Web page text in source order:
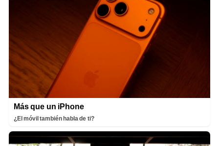
Más que un iPhone
¿El móvil también habla de ti?